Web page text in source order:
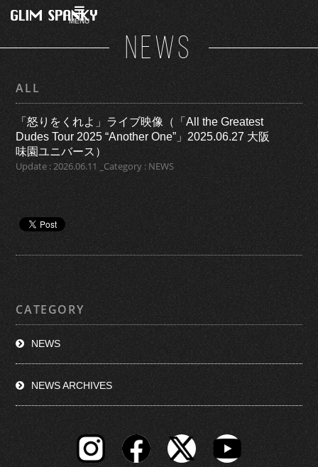
MENU
NEWS
ALL
「怒りをくれよ」ライブ映像（「All the Greatest
Dudes Tour 2025 “Another One”」2025.06.27 大阪
味園ユニバース）
Update : 2026.06.11 _Category : NEWS
CATEGORY
NEWS
NEWS ARCHIVES